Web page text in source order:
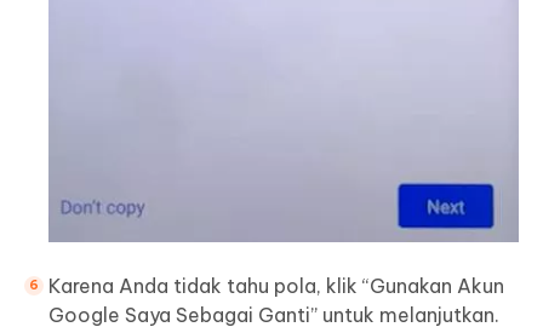
Karena Anda tidak tahu pola, klik “Gunakan Akun
Google Saya Sebagai Ganti” untuk melanjutkan.